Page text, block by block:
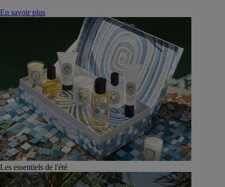
En savoir plus
Les essentiels de l'été